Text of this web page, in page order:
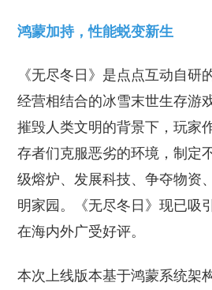
鸿蒙加持，性能蜕变新生
《无尽冬日》是点点互动自研
经营相结合的冰雪末世生存游
摧毁人类文明的背景下，玩家
存者们克服恶劣的环境，制定
级熔炉、发展科技、争夺物资
明家园。《无尽冬日》现已吸
在海内外广受好评。
本次上线版本基于鸿蒙系统架